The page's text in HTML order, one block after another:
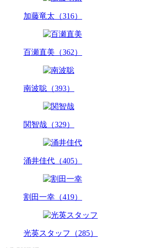
加藤竜太（316）
百瀬直美（362）
南波聡（393）
関智哉（329）
涌井佳代（405）
割田一幸（419）
光英スタッフ（285）